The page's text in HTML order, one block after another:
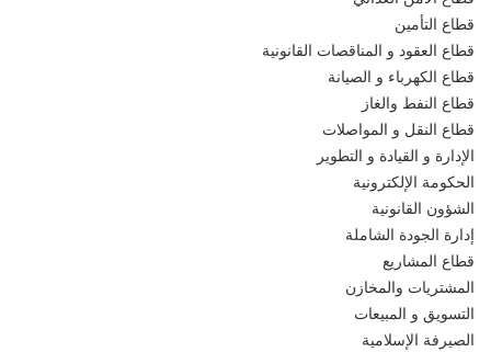
قطاع التأمين
قطاع العقود و المناقصات القانونية
قطاع الكهرباء و الصيانة
قطاع النفط والغاز
قطاع النقل و المواصلات
الإدارة و القيادة و التطوير
الحكومة الإلكترونية
الشؤون القانونية
إدارة الجودة الشاملة
قطاع المشاريع
المشتريات والمخازن
التسويق و المبيعات
الصيرفة الإسلامية